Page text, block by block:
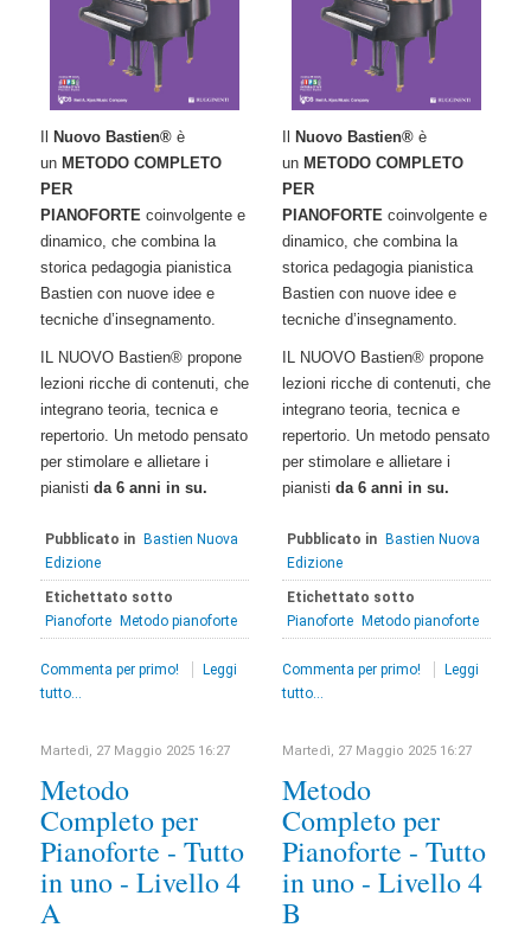
Nuovo Bastien® è
un METODO COMPLETO
PER
PIANOFORTE coinvolgente e
dinamico, che combina la
storica pedagogia pianistica
Bastien con nuove idee e
tecniche d’insegnamento.
IL NUOVO Bastien® propone
lezioni ricche di contenuti, che
integrano teoria, tecnica e
repertorio. Un metodo pensato
per stimolare e allietare i
pianisti da 6 anni in su.
Pubblicato in
Bastien Nuova
Edizione
Etichettato sotto
Pianoforte
Metodo pianoforte
Commenta per primo!
Leggi
tutto...
Nuovo Bastien® è
un METODO COMPLETO
PER
PIANOFORTE coinvolgente e
dinamico, che combina la
storica pedagogia pianistica
Bastien con nuove idee e
tecniche d’insegnamento.
IL NUOVO Bastien® propone
lezioni ricche di contenuti, che
integrano teoria, tecnica e
repertorio. Un metodo pensato
per stimolare e allietare i
pianisti da 6 anni in su.
Pubblicato in
Bastien Nuova
Edizione
Etichettato sotto
Pianoforte
Metodo pianoforte
Commenta per primo!
Leggi
tutto...
Martedì, 27 Maggio 2025 16:27
Metodo
Completo per
Pianoforte - Tutto
in uno - Livello 4
A
Martedì, 27 Maggio 2025 16:27
Metodo
Completo per
Pianoforte - Tutto
in uno - Livello 4
B